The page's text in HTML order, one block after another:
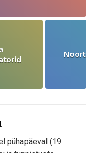
Noorte
pühapäeval (19.